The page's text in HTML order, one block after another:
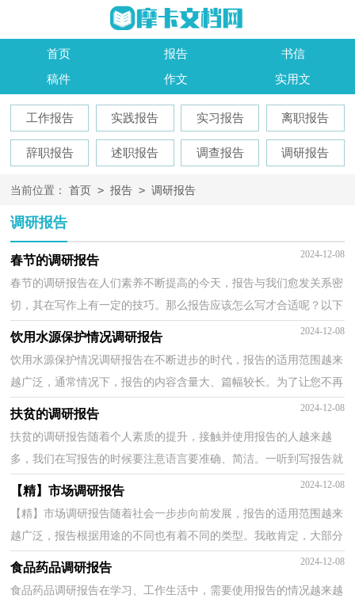
首页 报告
书信
稿件
作文 实用文
工作报告 实践报告 实习报告 离职报告
辞职报告 述职报告 调查报告 调研报告
当前位置： 首页 > 报告 > 调研报告
调研报告
春节的调研报告 2024-12-08
春节的调研报告在人们素养不断提高的今天，报告与我们愈发关系密
切，其在写作上有一定的技巧。那么报告应该怎么写才合适呢？以下
是小编整理的春节的调研报告，希望对大家有所帮助。...
饮用水源保护情况调研报告 2024-12-08
饮用水源保护情况调研报告在不断进步的时代，报告的适用范围越来
越广泛，通常情况下，报告的内容含量大、篇幅较长。为了让您不再
为写报告头疼，下面是小编帮大家整理的饮用水源保护...
扶贫的调研报告 2024-12-08
扶贫的调研报告随着个人素质的提升，接触并使用报告的人越来越
多，我们在写报告的时候要注意语言要准确、简洁。一听到写报告就
拖延症懒癌齐复发？下面是小编整理的扶贫的调研报告...
【精】市场调研报告 2024-12-08
【精】市场调研报告随着社会一步步向前发展，报告的适用范围越来
越广泛，报告根据用途的不同也有着不同的类型。我敢肯定，大部分
人都对写报告很是头疼的，下面是小编整理的市场调研...
食品药品调研报告 2024-12-08
食品药品调研报告在学习、工作生活中，需要使用报告的情况越来越